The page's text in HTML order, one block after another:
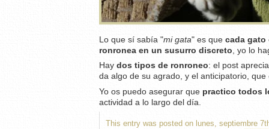
Lo que sí sabía "mi gata" es que cada gato
ronronea en un susurro discreto, yo lo
Hay dos tipos de ronroneo: el post
da algo de su agrado, y el anticipatorio,
Yo os puedo asegurar que practico todos
actividad a lo largo del día.
This entry was posted on lunes, septiembre